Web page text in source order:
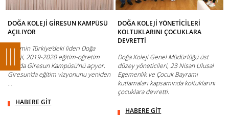
DOĞA KOLEJİ GİRESUN KAMPÜSÜ
AÇILIYOR
Eğitimin Türkiye’deki lideri Doğa
Koleji, 2019-2020 eğitim-öğretim
yılında Giresun Kampüsü’nü açıyor.
Giresun’da eğitim vizyonunu yeniden
...
HABERE GİT
DOĞA KOLEJİ YÖNETİCİLERİ
KOLTUKLARINI ÇOCUKLARA
DEVRETTİ
Doğa Koleji Genel Müdürlüğü üst
düzey yöneticileri, 23 Nisan Ulusal
Egemenlik ve Çocuk Bayramı
kutlamaları kapsamında koltuklarını
çocuklara devretti.
HABERE GİT